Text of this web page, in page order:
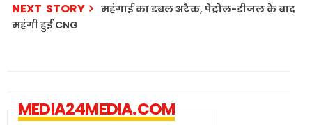
NEXT STORY
महंगाई का डबल अटैक, पेट्रोल-डीजल के बाद
महंगी हुई CNG
MEDIA24MEDIA.COM